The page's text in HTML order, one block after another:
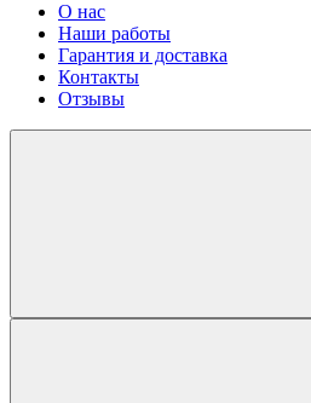
О нас
Наши работы
Гарантия и доставка
Контакты
Отзывы